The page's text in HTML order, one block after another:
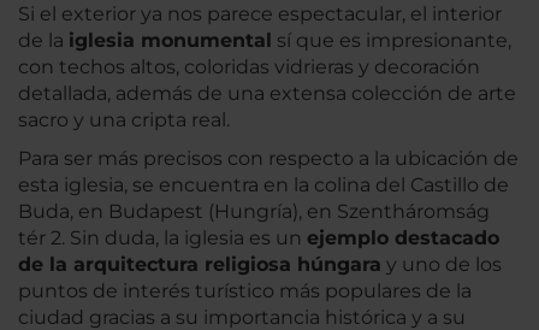
Si el exterior ya nos parece espectacular, el interior
de la iglesia monumental sí que es impresionante,
con techos altos, coloridas vidrieras y decoración
detallada, además de una extensa colección de arte
sacro y una cripta real.
Para ser más precisos con respecto a la ubicación de
esta iglesia, se encuentra en la colina del Castillo de
Buda, en Budapest (Hungría), en Szentháromság
tér 2. Sin duda, la iglesia es un ejemplo destacado
de la arquitectura religiosa húngara y uno de los
puntos de interés turístico más populares de la
ciudad gracias a su importancia histórica y a su